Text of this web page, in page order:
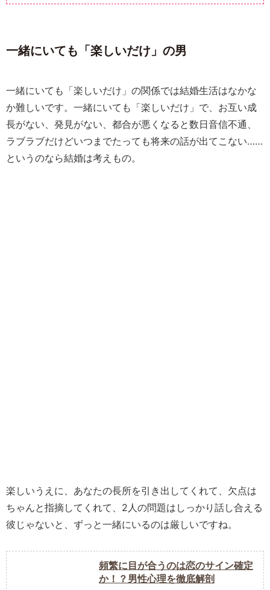
一緒にいても「楽しいだけ」の男
一緒にいても「楽しいだけ」の関係では結婚生活はなかな
か難しいです。一緒にいても「楽しいだけ」で、お互い成
長がない、発見がない、都合が悪くなると数日音信不通、
ラブラブだけどいつまでたっても将来の話が出てこない……
というのなら結婚は考えもの。
楽しいうえに、あなたの長所を引き出してくれて、欠点は
ちゃんと指摘してくれて、2人の問題はしっかり話し合える
彼じゃないと、ずっと一緒にいるのは厳しいですね。
頻繁に目が合うのは恋のサイン確定
か！？男性心理を徹底解剖